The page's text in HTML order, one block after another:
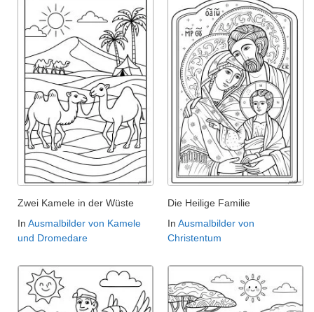
Zwei Kamele in der Wüste
In Ausmalbilder von Kamele
und Dromedare
Die Heilige Familie
In Ausmalbilder von
Christentum